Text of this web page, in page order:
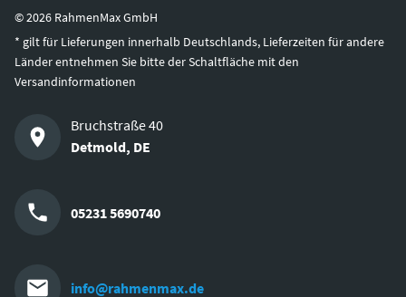
©2026 RahmenMax GmbH
* gilt für Lieferungen innerhalb Deutschlands, Lieferzeiten für andere
Länder entnehmen Sie bitte der Schaltfläche mit den
Versandinformationen
Bruchstraße 40
Detmold, DE
05231 5690740
info@rahmenmax.de